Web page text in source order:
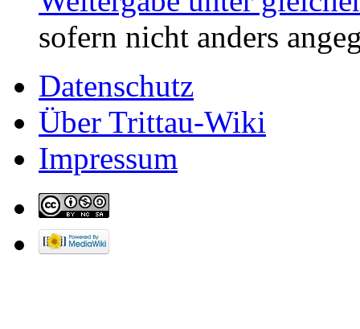
sofern nicht anders
Datenschutz
Über Trittau-Wiki
Impressum